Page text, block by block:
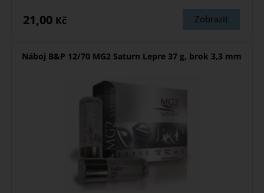
Zobrazit
21,00 Kč
Náboj B&P 12/70 MG2 Saturn Lepre 37 g, brok 3,3 mm